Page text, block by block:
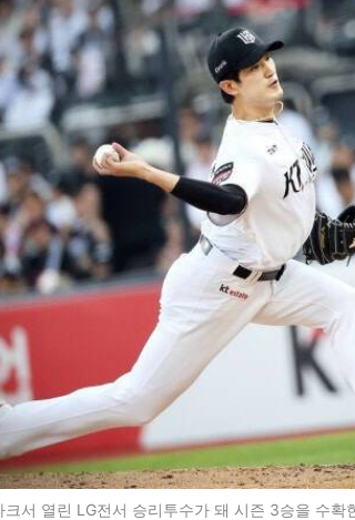
서 열린 LG전서 승리투수가 돼 시즌 3승을 수확